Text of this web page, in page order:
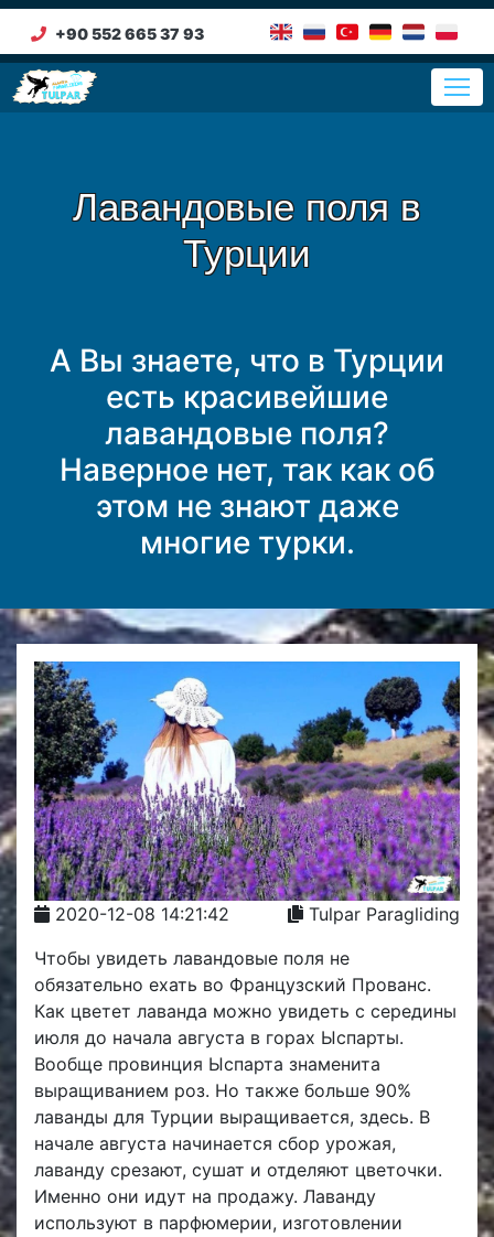
+90 552 665 37 93
Лавандовые поля в
Турции
А Вы знаете, что в Турции
есть красивейшие
лавандовые поля?
Наверное нет, так как об
этом не знают даже
многие турки.
2020-12-08 14:21:42
Tulpar Paragliding
Чтобы увидеть лавандовые поля не
обязательно ехать во Французский Прованс.
Как цветет лаванда можно увидеть с середины
июля до начала августа в горах Ыспарты.
Вообще провинция Ыспарта знаменита
выращиванием роз. Но также больше 90%
лаванды для Турции выращивается, здесь. В
начале августа начинается сбор урожая,
лаванду срезают, сушат и отделяют цветочки.
Именно они идут на продажу. Лаванду
используют в парфюмерии, изготовлении